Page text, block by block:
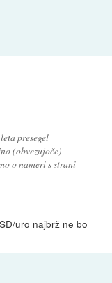
presegel
(obvezujoče)
o nameri s strani
uro najbrž ne bo